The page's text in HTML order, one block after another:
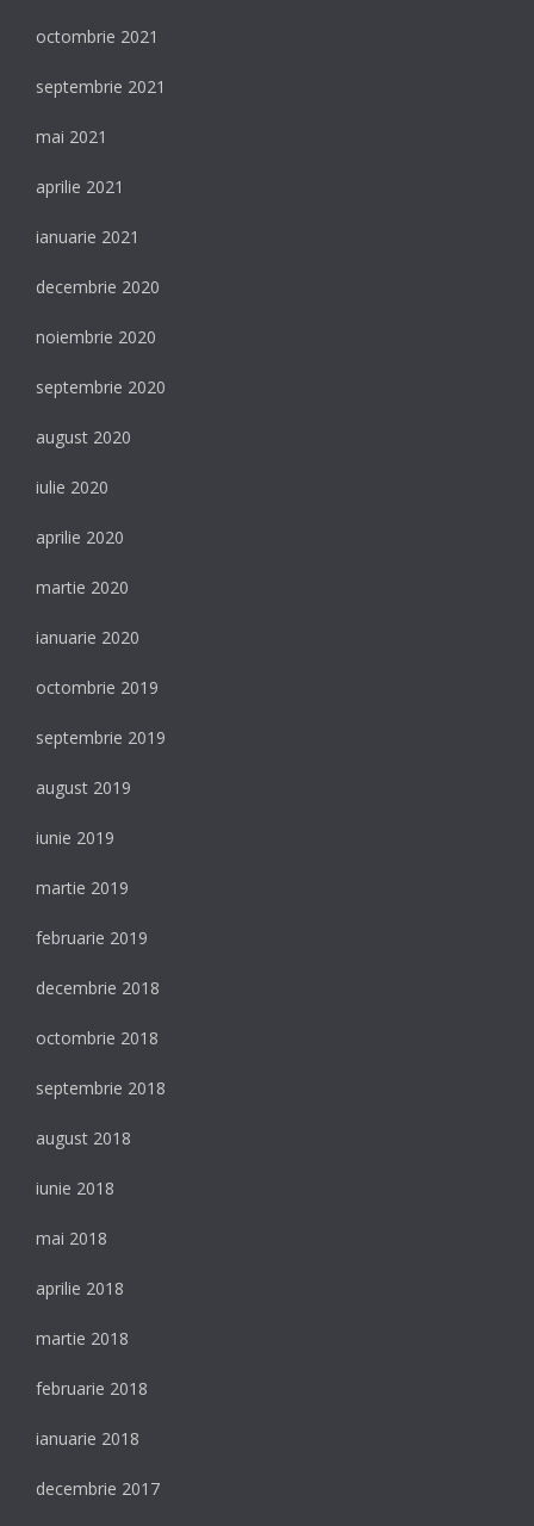
octombrie 2021
septembrie 2021
mai 2021
aprilie 2021
ianuarie 2021
decembrie 2020
noiembrie 2020
septembrie 2020
august 2020
iulie 2020
aprilie 2020
martie 2020
ianuarie 2020
octombrie 2019
septembrie 2019
august 2019
iunie 2019
martie 2019
februarie 2019
decembrie 2018
octombrie 2018
septembrie 2018
august 2018
iunie 2018
mai 2018
aprilie 2018
martie 2018
februarie 2018
ianuarie 2018
decembrie 2017